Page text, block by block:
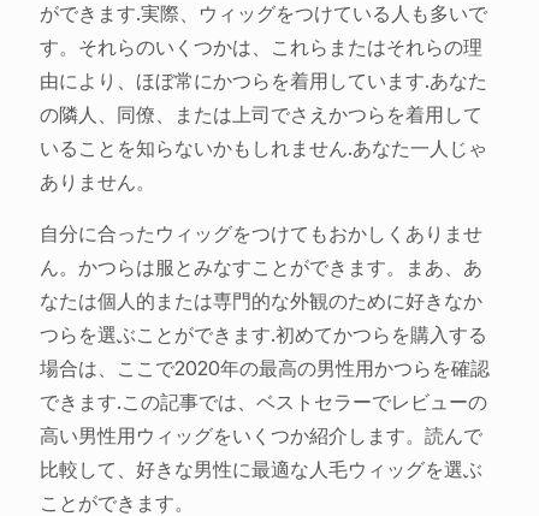
ができます.実際、ウィッグをつけている人も多いで
す。それらのいくつかは、これらまたはそれらの理
由により、ほぼ常にかつらを着用しています.あなた
の隣人、同僚、または上司でさえかつらを着用して
いることを知らないかもしれません.あなた一人じゃ
ありません。
自分に合ったウィッグをつけてもおかしくありませ
ん。かつらは服とみなすことができます。まあ、あ
なたは個人的または専門的な外観のために好きなか
つらを選ぶことができます.初めてかつらを購入する
場合は、ここで2020年の最高の男性用かつらを確認
できます.この記事では、ベストセラーでレビューの
高い男性用ウィッグをいくつか紹介します。読んで
比較して、好きな男性に最適な人毛ウィッグを選ぶ
ことができます。